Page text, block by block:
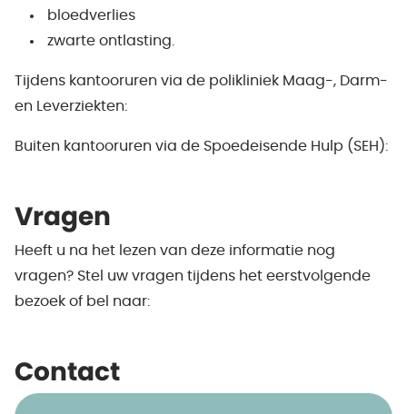
bloedverlies
zwarte ontlasting.
Tijdens kantooruren via de polikliniek Maag-, Darm-
en Leverziekten:
Buiten kantooruren via de Spoedeisende Hulp (SEH):
Vragen
Heeft u na het lezen van deze informatie nog
vragen? Stel uw vragen tijdens het eerstvolgende
bezoek of bel naar:
Contact